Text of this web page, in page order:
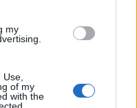
my
of my
with the
Fixos